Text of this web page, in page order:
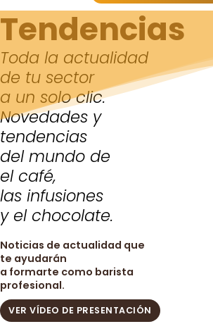
Tendencias
Toda la actualidad
de tu sector
a un solo clic.
Novedades y
tendencias
del mundo de
el café,
las infusiones
y el chocolate.
Noticias de actualidad que
te ayudarán
a formarte como barista
profesional.
VER VÍDEO DE PRESENTACIÓN